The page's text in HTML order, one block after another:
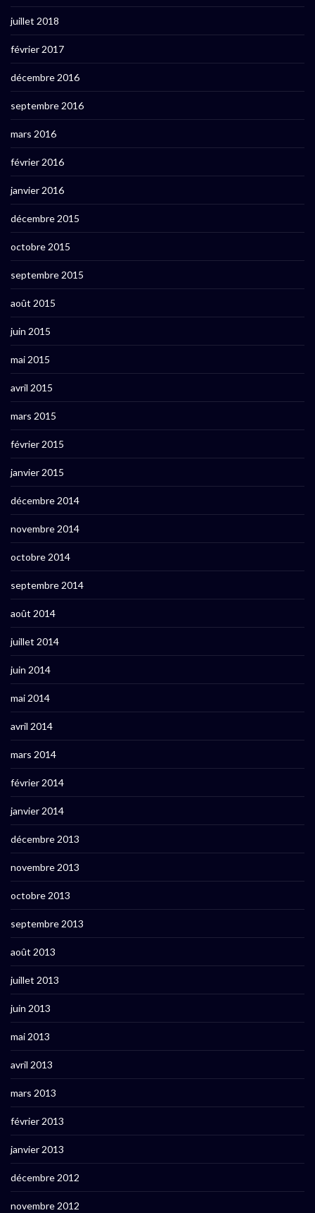
juillet 2018
février 2017
décembre 2016
septembre 2016
mars 2016
février 2016
janvier 2016
décembre 2015
octobre 2015
septembre 2015
août 2015
juin 2015
mai 2015
avril 2015
mars 2015
février 2015
janvier 2015
décembre 2014
novembre 2014
octobre 2014
septembre 2014
août 2014
juillet 2014
juin 2014
mai 2014
avril 2014
mars 2014
février 2014
janvier 2014
décembre 2013
novembre 2013
octobre 2013
septembre 2013
août 2013
juillet 2013
juin 2013
mai 2013
avril 2013
mars 2013
février 2013
janvier 2013
décembre 2012
novembre 2012